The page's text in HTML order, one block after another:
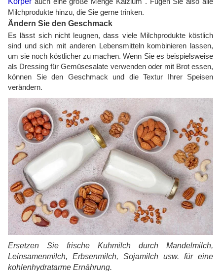
Milchprodukte hinzu, die Sie gerne trinken.
Ändern Sie den Geschmack
Es lässt sich nicht leugnen, dass viele Milchprodukte köstlich
sind und sich mit anderen Lebensmitteln kombinieren lassen,
um sie noch köstlicher zu machen. Wenn Sie es beispielsweise
als Dressing für Gemüsesalate verwenden oder mit Brot essen,
können Sie den Geschmack und die Textur Ihrer Speisen
verändern.
Ersetzen Sie frische Kuhmilch durch Mandelmilch,
Leinsamenmilch, Erbsenmilch, Sojamilch usw. für eine
kohlenhydratarme Ernährung.